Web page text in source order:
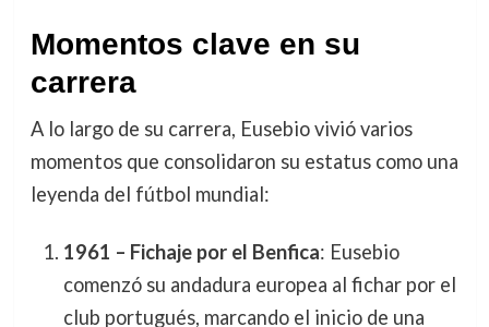
Momentos clave en su
carrera
A lo largo de su carrera, Eusebio vivió varios
momentos que consolidaron su estatus como una
leyenda del fútbol mundial:
1961 – Fichaje por el Benfica: Eusebio
comenzó su andadura europea al fichar por el
club portugués, marcando el inicio de una